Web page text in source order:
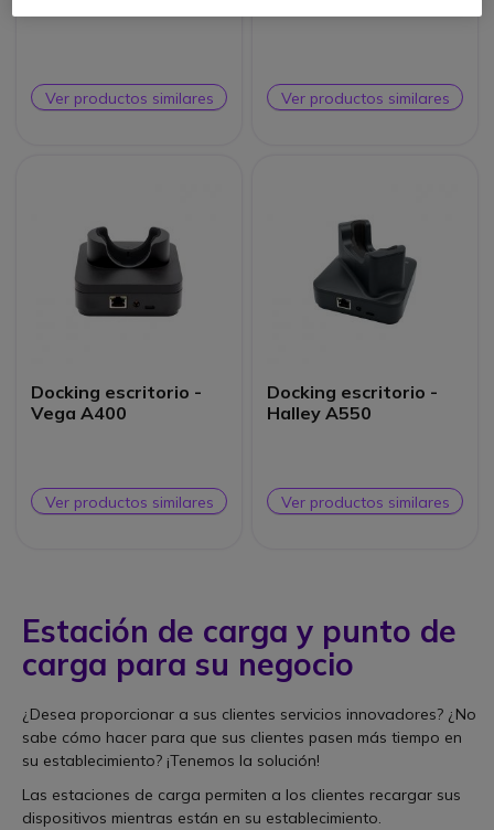
Ver productos similares Ver productos similares
Docking escritorio -
Vega A400
Ver productos similares
Docking escritorio -
Halley A550
Ver productos similares
Estación de carga y punto de
carga para su negocio
¿Desea proporcionar a sus clientes servicios innovadores? ¿No
sabe cómo hacer para que sus clientes pasen más tiempo en
su establecimiento? ¡Tenemos la solución!
Las estaciones de carga permiten a los clientes recargar sus
dispositivos mientras están en su establecimiento.